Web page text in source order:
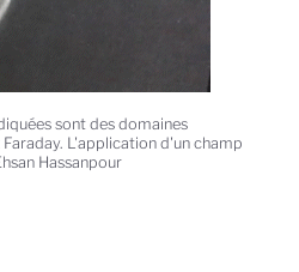
sont des domaines
L'application d'un champ
Hassanpour